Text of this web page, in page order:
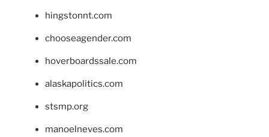
hingstonnt.com
chooseagender.com
hoverboardssale.com
alaskapolitics.com
stsmp.org
manoelneves.com